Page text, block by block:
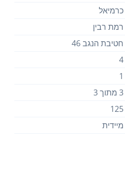
כרמיאל
רמת רבין
חטיבת הנגב 46
4
1
3 מתוך 3
125
מיידית